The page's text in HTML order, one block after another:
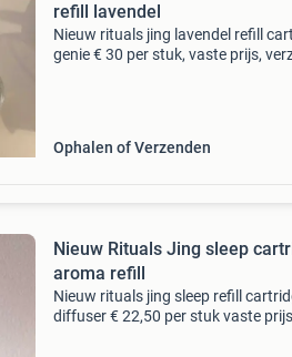
refill lavendel
Nieuw rituals jing lavendel refill
genie € 30 per stuk, vaste prijs,
Ophalen of Verzenden
Nieuw Rituals Jing sleep
aroma refill
Nieuw rituals jing sleep refill
diffuser € 22,50 per stuk vaste